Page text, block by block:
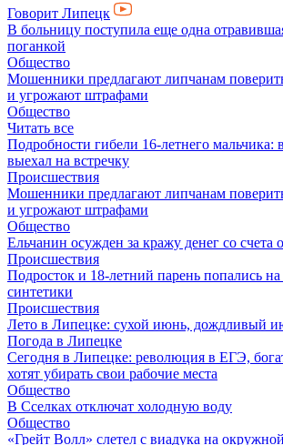
Говорит Липецк
В больницу поступила еще одна
поганкой
Общество
Мошенники предлагают липчанам
и угрожают штрафами
Общество
Читать все
Подробности гибели 16-летнего мальчика:
выехал на встречку
Происшествия
Мошенники предлагают липчанам
и угрожают штрафами
Общество
Ельчанин осужден за кражу денег со счета
Происшествия
Подросток и 18-летний парень попались
синтетики
Происшествия
Лето в Липецке: сухой июнь, дождливый
Погода в Липецке
Сегодня в Липецке: революция в ЕГЭ,
хотят убирать свои рабочие места
Общество
В Сселках отключат холодную воду
Общество
«Грейт Волл» слетел с виадука на